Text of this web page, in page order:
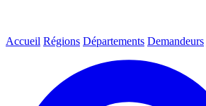
Accueil Régions Départements Demandeurs